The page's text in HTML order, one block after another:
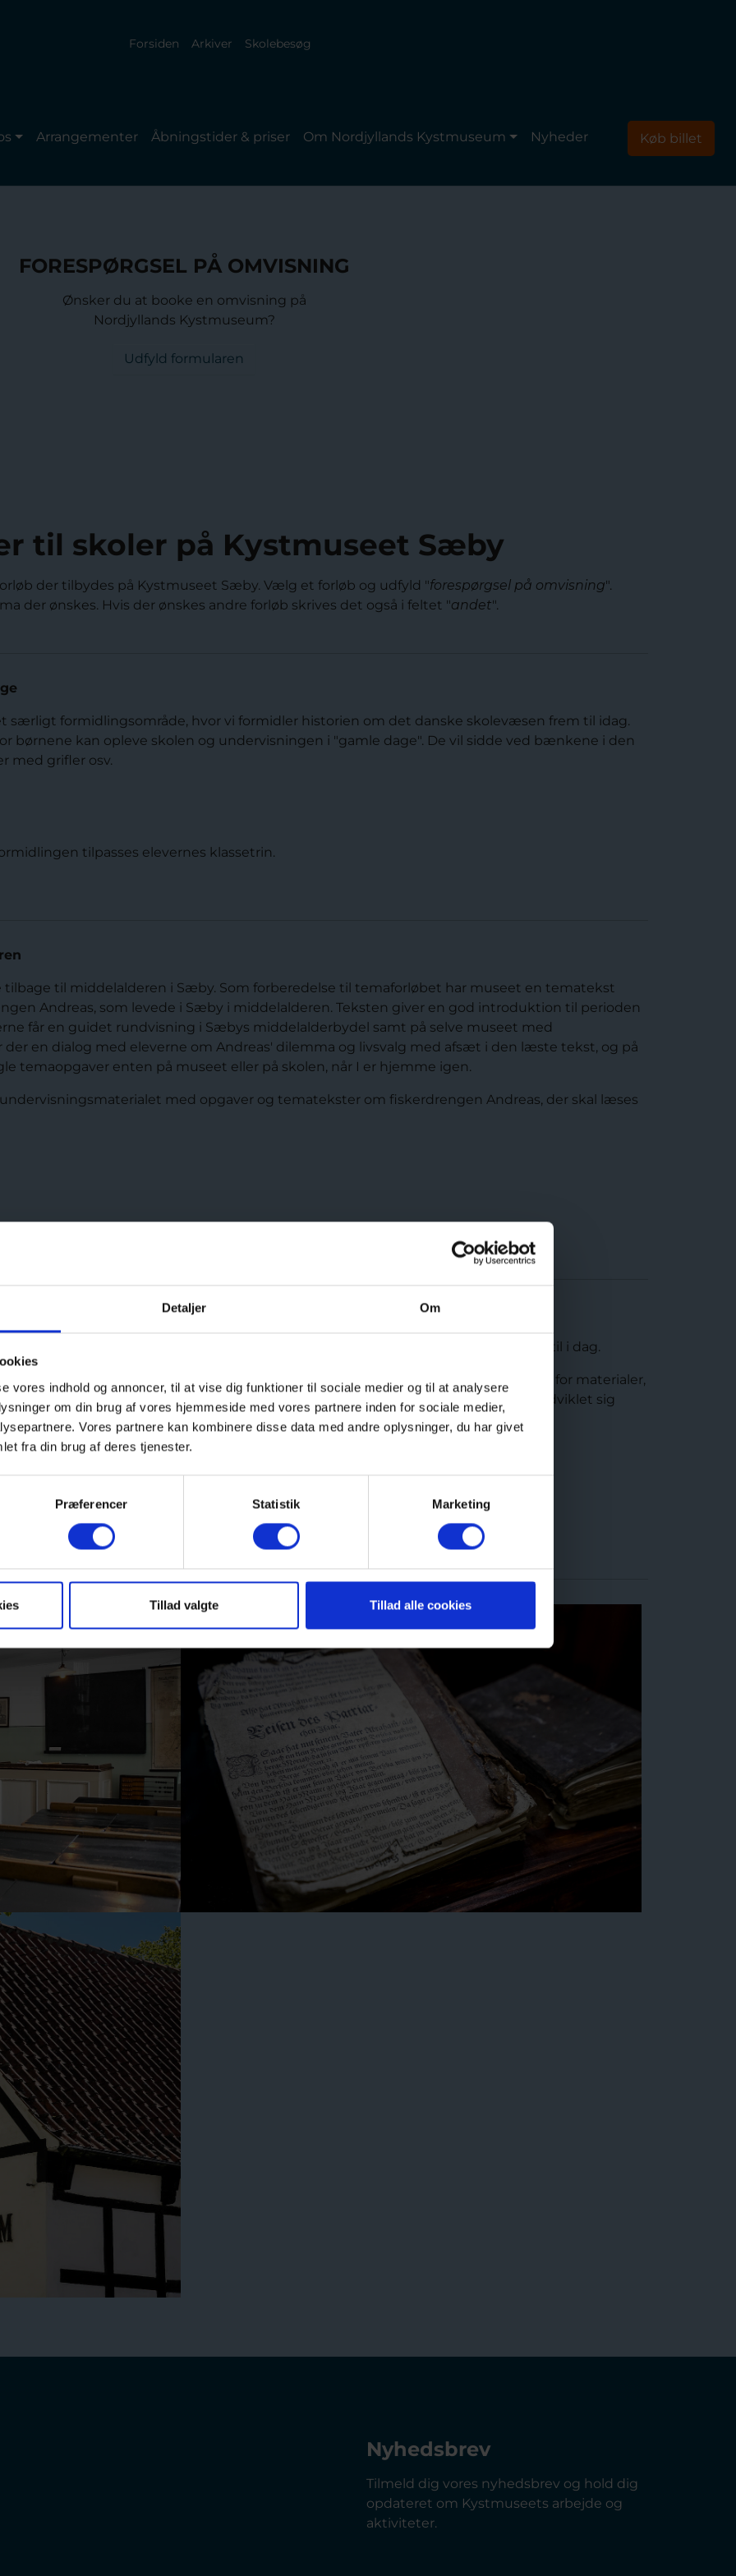
Detaljer Om
vores indhold og annoncer, til at vise dig funktioner til sociale medier og til at analysere
om din brug af vores hjemmeside med vores partnere inden for sociale medier,
Vores partnere kan kombinere disse data med andre oplysninger, du har givet
fra din brug af deres tjenester.
Præferencer Statistik Marketing
Tillad valgte Tillad alle cookies
Forsiden Arkiver Skolebesøg
Arrangementer Åbningstider & priser Om Nordjyllands Kystmuseum Nyheder Køb billet
FORESPØRGSEL PÅ OMVISNING
Ønsker du at booke en omvisning på
Nordjyllands Kystmuseum?
Udfyld formularen
til skoler på Kystmuseet Sæby
der tilbydes på Kystmuseet Sæby. Vælg et forløb og udfyld "forespørgsel på omvisning".
der ønskes. Hvis der ønskes andre forløb skrives det også i feltet "andet".
særligt formidlingsområde, hvor vi formidler historien om det danske skolevæsen frem til idag.
børnene kan opleve skolen og undervisningen i "gamle dage". De vil sidde ved bænkene i den
med grifler osv.
tilpasses elevernes klassetrin.
til middelalderen i Sæby. Som forberedelse til temaforløbet har museet en tematekst
Andreas, som levede i Sæby i middelalderen. Teksten giver en god introduktion til perioden
får en guidet rundvisning i Sæbys middelalderbydel samt på selve museet med
en dialog med eleverne om Andreas' dilemma og livsvalg med afsæt i den læste tekst, og på
temaopgaver enten på museet eller på skolen, når I er hjemme igen.
med opgaver og tematekster om fiskerdrengen Andreas, der skal læses
i Sæby På turen følger vi Sæbys udvikling fra middelalderkøbstad frem til i dag.
tale om, hvordan man kan tidsbestemme et hus. Ligeledes ser vi på, hvad det var for materialer,
var for kvaliteter, man gerne fremhævede i husene, og hvordan arkitekturen har udviklet sig
præg på Sæby i dag.
Nyhedsbrev
Tilmeld dig vores nyhedsbrev og hold dig
opdateret om Kystmuseets arbejde og
aktiviteter.